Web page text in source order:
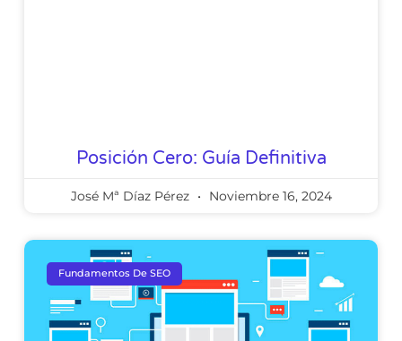
Posición Cero: Guía Definitiva
José Mª Díaz Pérez Noviembre 16, 2024
Fundamentos De SEO